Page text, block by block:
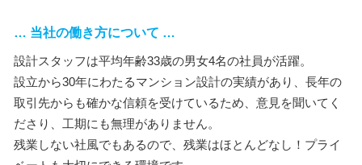
… 当社の働き方について …
設計スタッフは平均年齢33歳の男女4名の社員が活躍。
設立から30年にわたるマンション設計の実績があり、長年の
取引先からも確かな信頼を受けているため、意見を聞いてく
ださり、工期にも無理がありません。
残業しない社風でもあるので、残業はほとんどなし！プライ